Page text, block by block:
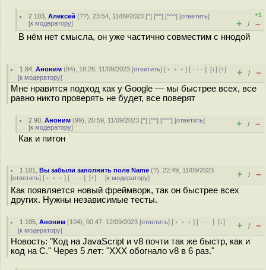
2.103 ,Алексей (??), 23:54, 11/09/2023 [^] [^^] [^^^] [ответить]
[к модератору]
+1
+ / –
В нём нет смысла, он уже частично совместим с ннодой
1.84 ,Аноним (84), 18:26, 11/09/2023 [ответить] [ ﹢﹢﹢] [ · · ·][↓] [↑]
[к модератору] + / –
Мне нравится подход как у Google — мы быстрее всех, все
равно никто проверять не будет, все поверят
2.90 ,Аноним (99), 20:59, 11/09/2023 [^] [^^] [^^^] [ответить]
[к модератору] + / –
Как и питон
1.101 ,Вы забыли заполнить поле Name (?), 22:49, 11/09/2023
[ответить] [ ﹢﹢﹢ ] [ · · · ] [↑] [к модератору] + / –
Как появляется новый фреймворк, так он быстрее всех
других. Нужны независимые тесты.
1.105 ,Аноним (104), 00:47, 12/09/2023 [ответить] [ ﹢﹢﹢] [ · · ·][↓]
[к модератору] + / –
Новость: "Код на JavaScript и v8 почти так же быстр, как и
код на C." Через 5 лет: "XXX обогнало v8 в 6 раз."